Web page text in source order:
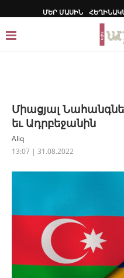
ՄԵՐ ՄԱՍԻՆ
Միացյալ
եւ Ադրբեջանին
Aliq
13:07 | 31.08.2022